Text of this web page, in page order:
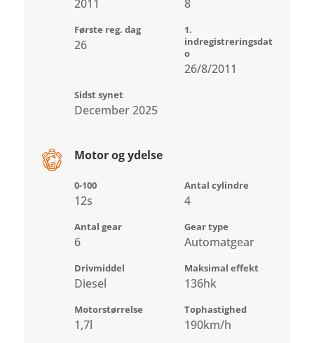
2011 8
Første reg. dag
26
1.
indregistreringsdat
o
26/8/2011
Sidst synet
December 2025
Motor og ydelse
0-100
12s
Antal cylindre
4
Antal gear
6
Gear type
Automatgear
Drivmiddel
Diesel
Maksimal effekt
136hk
Motorstørrelse
1,7l
Tophastighed
190km/h